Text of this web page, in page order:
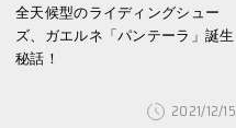
全天候型のライディングシュー
ズ、ガエルネ「パンテーラ」誕生
秘話！
2021/12/15